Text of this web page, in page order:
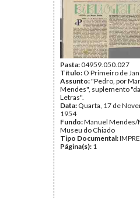
Pasta:04959.050.027
Título: O Primeiro de
Assunto:"Pedro, por
Mendes", suplemento
Letras".
Data: Quarta, 17 de
1954
Fundo:Manuel Mendes/
Museu do Chiado
Tipo Documental:
Página(s): 1